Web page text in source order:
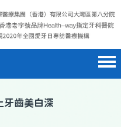
牙齒美白深